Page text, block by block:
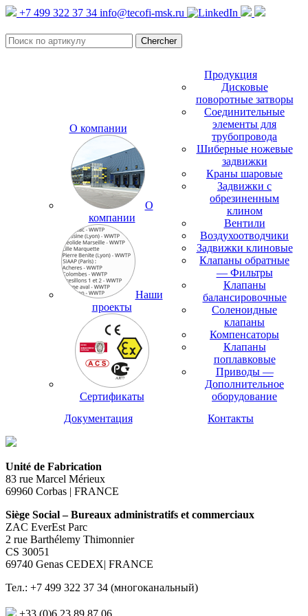
+7 499 322 37 34 info@tecofi-msk.ru
О компании
О
компании
Наши
проекты
Сертификаты
Продукция
Дисковые
поворотные затворы
Соединительные
элементы для
трубопровода
Шиберные ножевые
задвижки
Краны шаровые
Задвижки с
обрезиненным
клином
Вентили
Воздухоотводчики
Задвижки клиновые
Клапаны обратные
— Фильтры
Клапаны
балансировочные
Соленоидные
клапаны
Компенсаторы
Клапаны
поплавковые
Приводы —
Дополнительное
оборудование
Документация
Контакты
Unité de Fabrication
83 rue Marcel Mérieux
69960 Corbas | FRANCE
Siège Social – Bureaux administratifs et commerciaux
ZAC EverEst Parc
2 rue Barthélemy Thimonnier
CS 30051
69740 Genas CEDEX| FRANCE
Тел.: +7 499 322 37 34 (многоканальный)
+33 (0)6 23 89 87 06